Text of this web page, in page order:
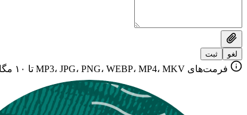
لغو ثبت
فرمت‌های MP3، JPG، PNG، WEBP، MP4، MKV تا ۱۰ مگابایت